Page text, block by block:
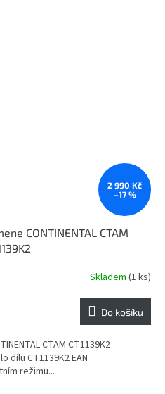
2 990 Kč
–17 %
CONTINENTAL CTAM
Skladem (1 ks)
Do košíku
CTAM CT1139K2
dílu CT1139K2 EAN
režimu...